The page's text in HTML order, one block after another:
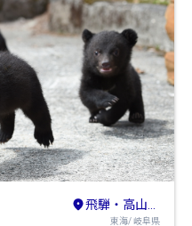
飛騨・高山・奥飛騨
東海/ 岐阜県